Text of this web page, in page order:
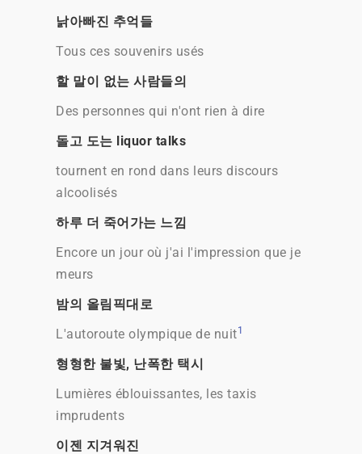
낡아빠진 추억들
Tous ces souvenirs usés
할 말이 없는 사람들의
Des personnes qui n'ont rien à dire
돌고 도는 liquor talks
tournent en rond dans leurs discours
alcoolisés
하루 더 죽어가는 느낌
Encore un jour où j'ai l'impression que je
meurs
밤의 올림픽대로
L'autoroute olympique de nuit1
형형한 불빛, 난폭한 택시
Lumières éblouissantes, les taxis
imprudents
이젠 지겨워진